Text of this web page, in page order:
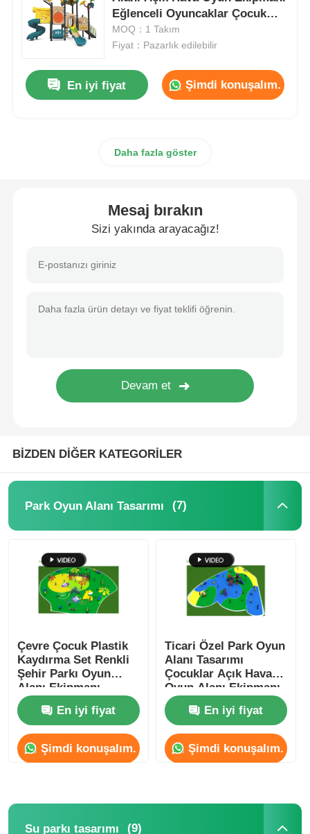
Su parkı tasarımı
Açık Oyun Alanı
Küçük Oyun Alanı
Su Parkı Ekipmanları
Eğlenceli Oyuncaklar Çocuk
Dizüstü Setler
MOQ：1 Takım
Fiyat：Pazarlık edilebilir
En iyi fiyat Şimdi konuşalım.
Daha fazla göster
Mesaj bırakın
Sizi yakında arayacağız!
BİZDEN DİĞER KATEGORİLER
Park Oyun Alanı Tasarımı (7)
Çevre Çocuk Plastik
Kaydırma Set Renkli
Şehir Parkı Oyun
Alanı Ekipmanı
Resort Otel için
En iyi fiyat
Şimdi konuşalım.
Ticari Özel Park Oyun
Alanı Tasarımı
Çocuklar Açık Hava
Oyun Alanı Ekipmanı
Anti UV
En iyi fiyat
Şimdi konuşalım.
Su parkı tasarımı (9)